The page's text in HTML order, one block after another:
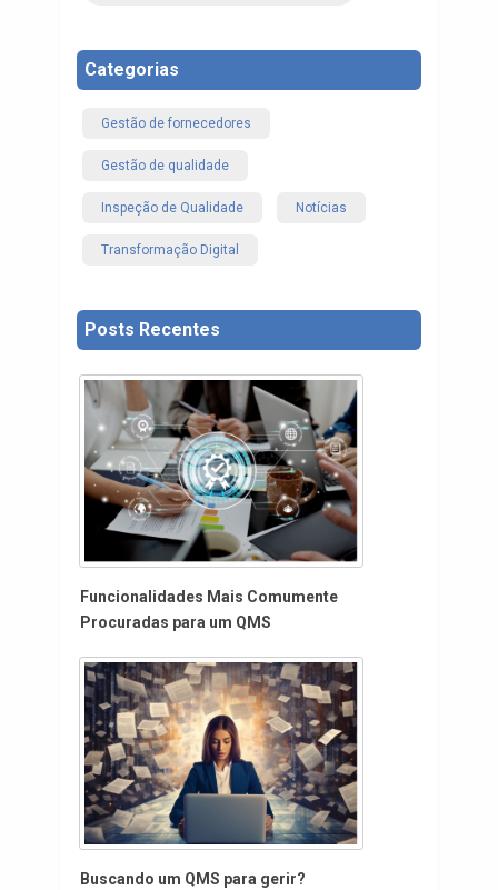
Categorias
Gestão de fornecedores
Gestão de qualidade
Inspeção de Qualidade Notícias
Transformação Digital
Posts Recentes
Funcionalidades Mais Comumente
Procuradas para um QMS
Buscando um QMS para gerir?